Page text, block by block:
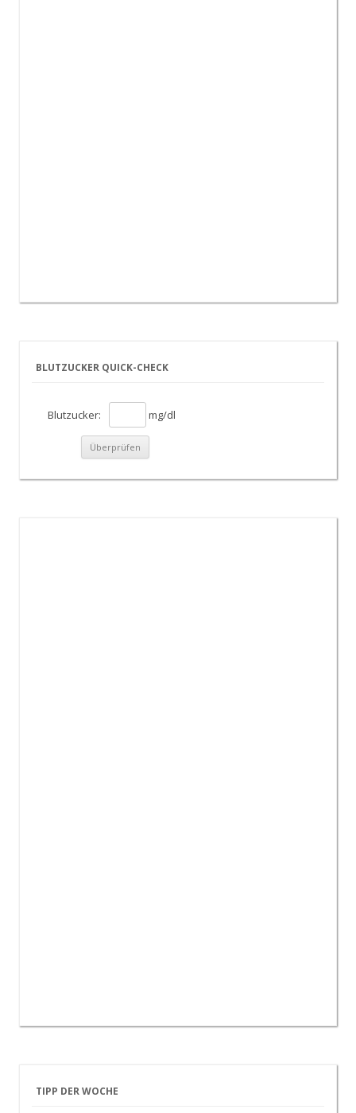
BLUTZUCKER QUICK-CHECK
Blutzucker: mg/dl
TIPP DER WOCHE